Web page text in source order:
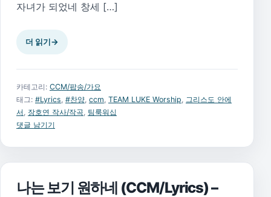
자녀가 되었네 창세 […]
더 읽기→
카테고리: CCM/팝송/가요
태그: #Lyrics, #찬양, ccm, TEAM LUKE Worship, 그리스도 안에
서, 장호연 작사/작곡, 팀룩워십
댓글 남기기
나는 보기 원하네 (CCM/Lyrics) –